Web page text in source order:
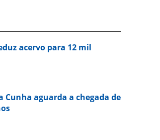
acervo para 12 mil
Cunha aguarda a chegada de